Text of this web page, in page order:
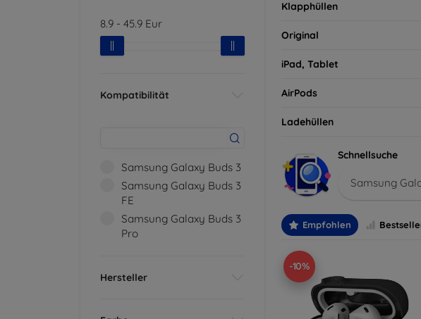
8.9 - 45.9 Eur
Kompatibilität
Samsung Galaxy Buds 3
Samsung Galaxy Buds 3
FE
Samsung Galaxy Buds 3
Pro
Hersteller
Klapphüllen
Original
iPad, Tablet
AirPods
Ladehüllen
Schnellsuche
Samsung
Empfohlen
-10%